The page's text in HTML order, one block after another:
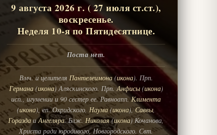
9 августа 2026 г. ( 27 июля ст.ст.),
воскресенье.
Неделя 10-я по Пятидесятнице.
Поста нет.
Вмч. и целителя Пантелеимона(икона). Прп.
Германа(икона) Аляскинского. Прп.Анфисы(икона)
исп., игумении и 90 сестер ее. Равноапп.Климента
(икона), еп. Охридского,Наума(икона),Саввы
ГораздаиАнгеляра. Блж. Николая(икона) Кочанова,
Христа ради юродивого, Новгородского. Свт.